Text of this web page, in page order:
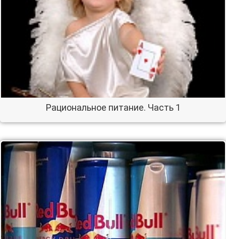
Рациональное питание. Часть 1